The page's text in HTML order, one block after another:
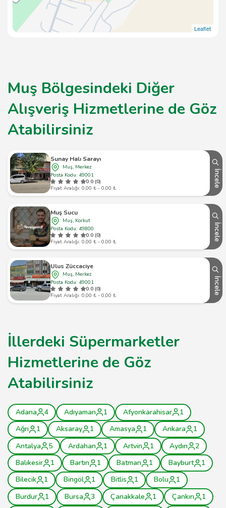
Leaflet
Muş Bölgesindeki Diğer
Alışveriş Hizmetlerine de Göz
Atabilirsiniz
Sunay Halı Sarayı
Muş, Merkez
Posta Kodu: 49001
0.0 (0)
Fiyat Aralığı: 0,00 ₺ - 0,00 ₺
İncele
Muş Sucu
Muş, Korkut
Posta Kodu: 49800
0.0 (0)
Fiyat Aralığı: 0,00 ₺ - 0,00 ₺
İncele
Ulus Züccaciye
Muş, Merkez
Posta Kodu: 49001
0.0 (0)
Fiyat Aralığı: 0,00 ₺ - 0,00 ₺
İncele
İllerdeki Süpermarketler
Hizmetlerine de Göz
Atabilirsiniz
Adana 4 Adıyaman 1 Afyonkarahisar
1
Ağrı
1 Aksaray 1 Amasya 1 Ankara
1
Antalya
5 Ardahan 1 Artvin 1 Aydın
2
Balıkesir
1 Bartın 1 Batman 1 Bayburt
1
Bilecik
1 Bingöl 1 Bitlis 1 Bolu
1
Burdur
1 Bursa 3 Çanakkale 1 Çankırı
1